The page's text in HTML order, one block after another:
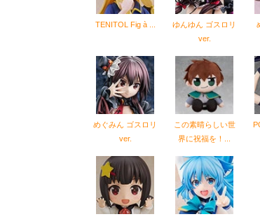
TENITOL Fig à ...
ゆんゆん ゴスロリ
ver.
めぐみん ゴスロリ
ver.
この素晴らしい世
界に祝福を！...